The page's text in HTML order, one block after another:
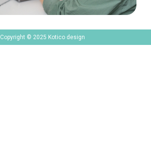
Copyright © 2025 Kotico design